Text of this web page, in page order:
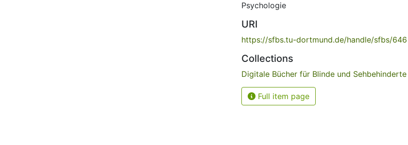
Psychologie
URI
https://sfbs.tu-dortmund.de/handle/sfbs/646
Collections
Digitale Bücher für Blinde und Sehbehinderte
Full item page